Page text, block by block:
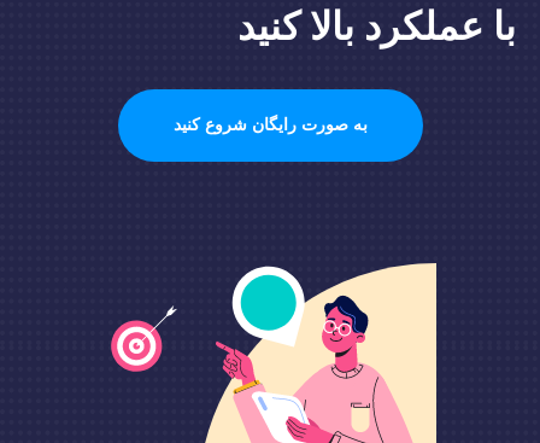
با عملکرد بالا کنید
به صورت رایگان شروع کنید